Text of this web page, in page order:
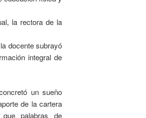
la rectora de la
docente subrayó
integral de
un sueño
de la cartera
palabras de